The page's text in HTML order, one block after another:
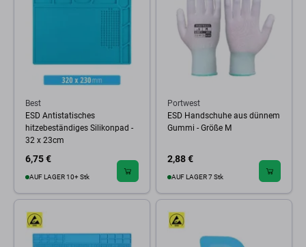
Best
ESD Antistatisches
hitzebeständiges Silikonpad -
32 x 23cm
6,75 €
AUF LAGER 10+ Stk
Portwest
ESD Handschuhe aus dünnem
Gummi - Größe M
2,88 €
AUF LAGER 7 Stk